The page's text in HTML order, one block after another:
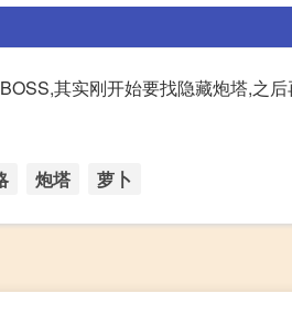
其实刚开始要找隐藏炮塔,之
炮塔 萝卜